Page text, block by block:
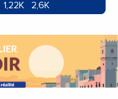
1,22K 2,6K